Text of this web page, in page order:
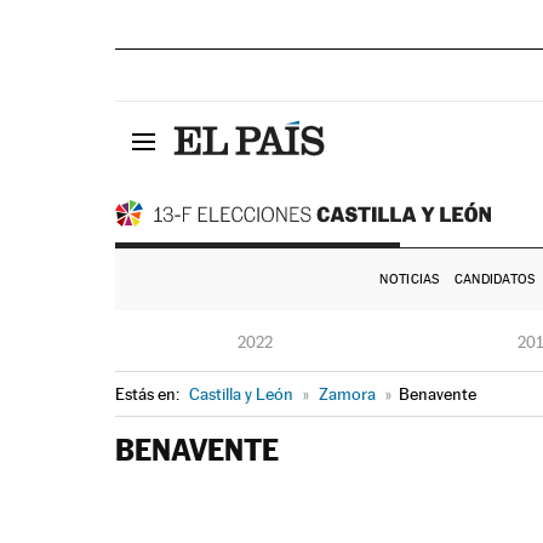
NOTICIAS CANDIDATOS
2022
Estás en: Castilla y León » Zamora » Benavente
BENAVENTE